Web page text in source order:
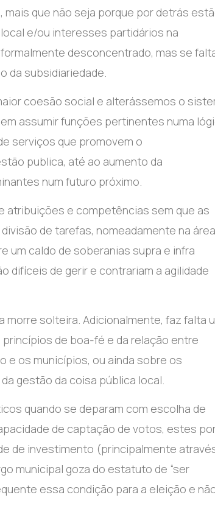
que não seja porque por detrás
e/ou interesses partidários na
desconcentrado, mas se
da subsidiariedade.
coesão social e alterássemos o
assumir funções pertinentes numa
serviços que promovem o
publica, até ao aumento da
num futuro próximo.
atribuições e competências sem que as
de tarefas, nomeadamente na área
um caldo de soberanias supra e infra
difíceis de gerir e contrariam a agilidade
solteira. Adicionalmente, faz falta
de boa-fé e da relação entre
e os municípios, ou ainda sobre os
gestão da coisa pública local.
quando se deparam com escolha de
de captação de votos, estes
de investimento (principalmente
municipal goza do estatuto de “ser
essa condição para a eleição e